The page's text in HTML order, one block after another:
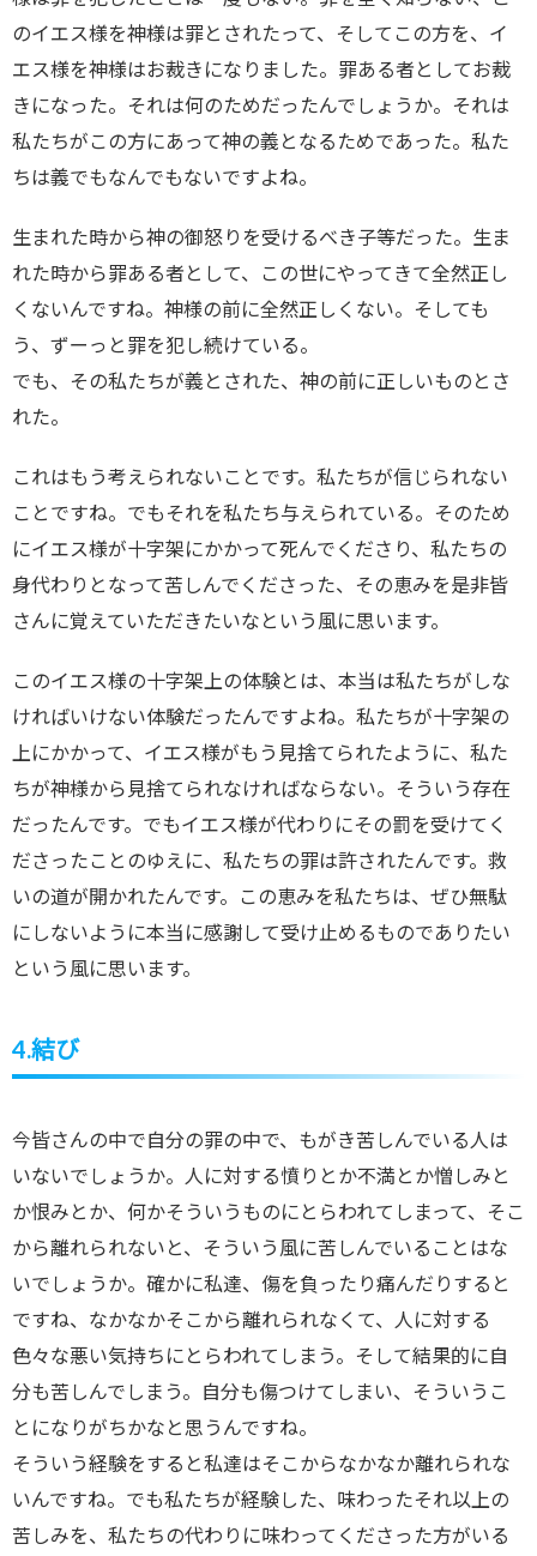
のイエス様を神様は罪とされたって、そしてこの方を、イ
エス様を神様はお裁きになりました。罪ある者としてお裁
きになった。それは何のためだったんでしょうか。それは
私たちがこの方にあって神の義となるためであった。私た
ちは義でもなんでもないですよね。
生まれた時から神の御怒りを受けるべき子等だった。生ま
れた時から罪ある者として、この世にやってきて全然正し
くないんですね。神様の前に全然正しくない。そしても
う、ずーっと罪を犯し続けている。
でも、その私たちが義とされた、神の前に正しいものとさ
れた。
これはもう考えられないことです。私たちが信じられない
ことですね。でもそれを私たち与えられている。そのため
にイエス様が十字架にかかって死んでくださり、私たちの
身代わりとなって苦しんでくださった、その恵みを是非皆
さんに覚えていただきたいなという風に思います。
このイエス様の十字架上の体験とは、本当は私たちがしな
ければいけない体験だったんですよね。私たちが十字架の
上にかかって、イエス様がもう見捨てられたように、私た
ちが神様から見捨てられなければならない。そういう存在
だったんです。でもイエス様が代わりにその罰を受けてく
ださったことのゆえに、私たちの罪は許されたんです。救
いの道が開かれたんです。この恵みを私たちは、ぜひ無駄
にしないように本当に感謝して受け止めるものでありたい
という風に思います。
4.結び
今皆さんの中で自分の罪の中で、もがき苦しんでいる人は
いないでしょうか。人に対する憤りとか不満とか憎しみと
か恨みとか、何かそういうものにとらわれてしまって、そこ
から離れられないと、そういう風に苦しんでいることはな
いでしょうか。確かに私達、傷を負ったり痛んだりすると
ですね、なかなかそこから離れられなくて、人に対する
色々な悪い気持ちにとらわれてしまう。そして結果的に自
分も苦しんでしまう。自分も傷つけてしまい、そういうこ
とになりがちかなと思うんですね。
そういう経験をすると私達はそこからなかなか離れられな
いんですね。でも私たちが経験した、味わったそれ以上の
苦しみを、私たちの代わりに味わってくださった方がいる